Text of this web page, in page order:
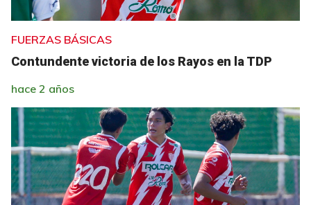
FUERZAS BÁSICAS
Contundente victoria de los Rayos en la TDP
hace 2 años